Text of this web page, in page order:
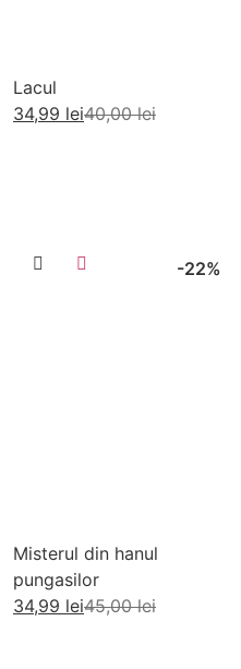
Lacul
40,00lei
34,99 lei
-22%
Misterul din hanul
pungasilor
45,00lei
34,99 lei